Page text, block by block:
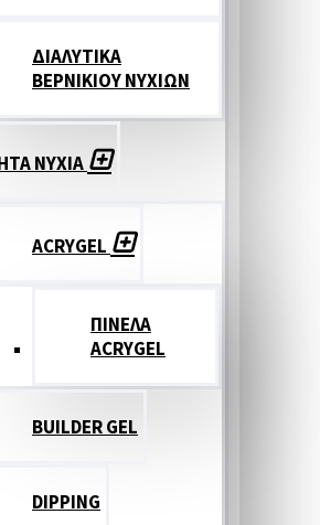
ΔΙΑΛΥΤΙΚΑ
ΒΕΡΝΙΚΙΟΥ ΝΥΧΙΩΝ
ΝΥΧΙΑ
ACRYGEL
ΠΙΝΕΛΑ
ACRYGEL
BUILDER GEL
DIPPING